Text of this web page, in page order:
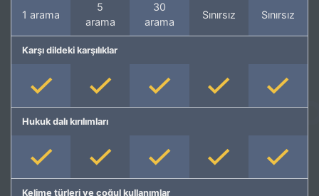
1 arama
5
arama
30
arama
Sınırsız Sınırsız
Karşı dildeki karşılıklar
Hukuk dalı kırılımları
Kelime türleri ve çoğul kullanımlar